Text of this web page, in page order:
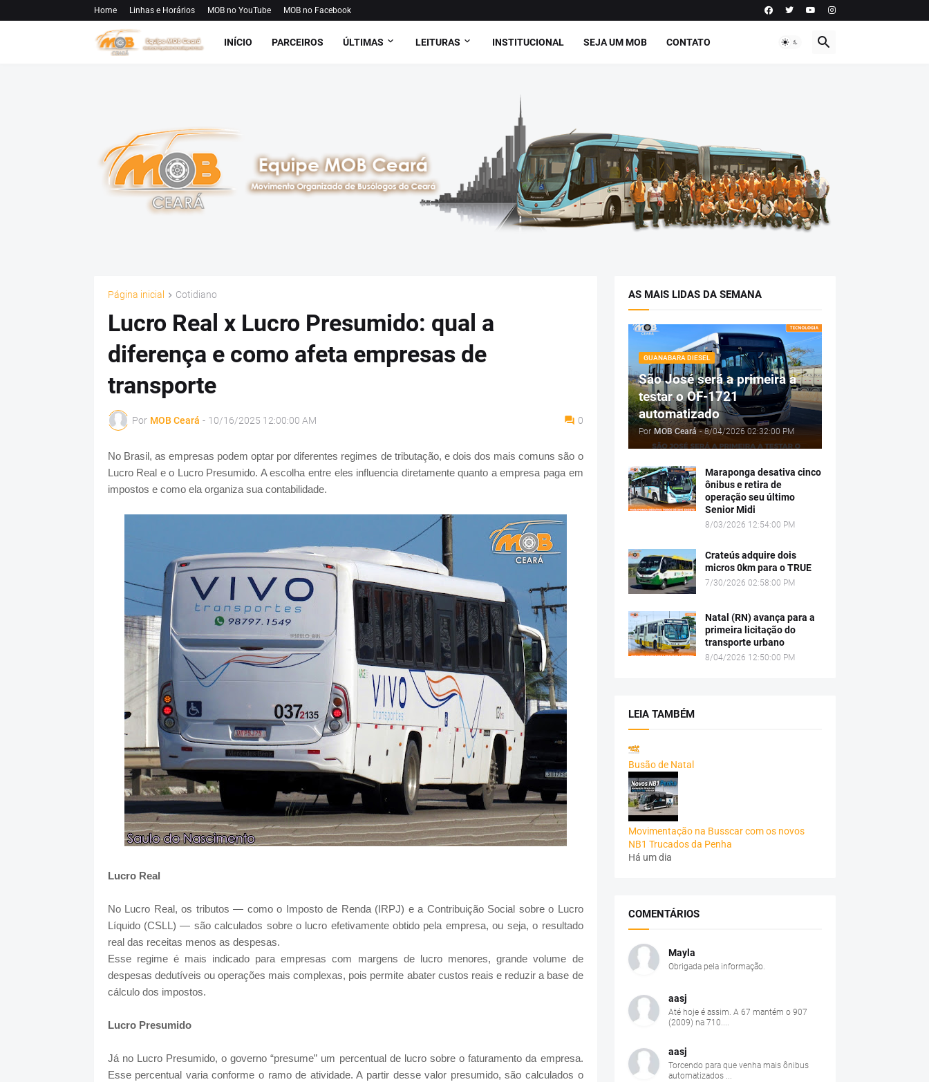
Home Linhas e Horários MOB no YouTube MOB no Facebook
INÍCIO PARCEIROS ÚLTIMAS LEITURAS INSTITUCIONAL SEJA UM MOB CONTATO
Página inicial Cotidiano
Lucro Real x Lucro Presumido: qual a
diferença e como afeta empresas de
transporte
Por MOB Ceará - 10/16/2025 12:00:00 AM 0
No Brasil, as empresas podem optar por diferentes regimes de tributação, e dois dos mais comuns são o
Lucro Real e o Lucro Presumido. A escolha entre eles influencia diretamente quanto a empresa paga em
impostos e como ela organiza sua contabilidade.
Lucro Real
No Lucro Real, os tributos — como o Imposto de Renda (IRPJ) e a Contribuição Social sobre o Lucro
Líquido (CSLL) — são calculados sobre o lucro efetivamente obtido pela empresa, ou seja, o resultado
real das receitas menos as despesas.
Esse regime é mais indicado para empresas com margens de lucro menores, grande volume de
despesas dedutíveis ou operações mais complexas, pois permite abater custos reais e reduzir a base de
cálculo dos impostos.
Lucro Presumido
Já no Lucro Presumido, o governo “presume” um percentual de lucro sobre o faturamento da empresa.
Esse percentual varia conforme o ramo de atividade. A partir desse valor presumido, são calculados o
AS MAIS LIDAS DA SEMANA
GUANABARA DIESEL
São José será a primeira a
testar o OF-1721
automatizado
Por MOB Ceará - 8/04/2026 02:32:00 PM
Maraponga desativa cinco
ônibus e retira de
operação seu último
Senior Midi
8/03/2026 12:54:00 PM
Crateús adquire dois
micros 0km para o TRUE
7/30/2026 02:58:00 PM
Natal (RN) avança para a
primeira licitação do
transporte urbano
8/04/2026 12:50:00 PM
LEIA TAMBÉM
Busão de Natal
Movimentação na Busscar com os novos
NB1 Trucados da Penha
Há um dia
COMENTÁRIOS
Mayla
Obrigada pela informação.
aasj
Até hoje é assim. A 67 mantém o 907
(2009) na 710....
aasj
Torcendo para que venha mais ônibus
automatizados ...